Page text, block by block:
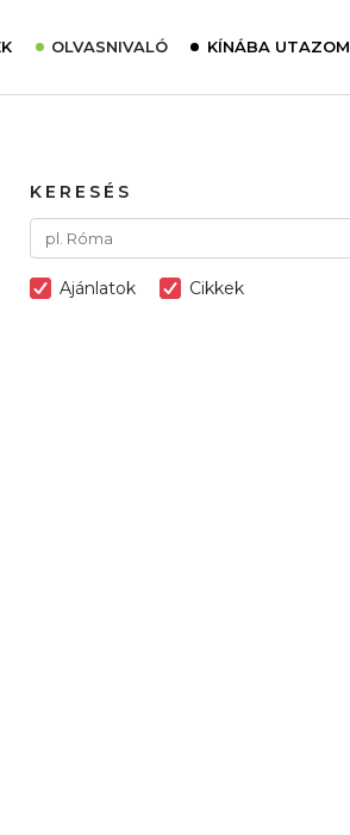
OLVASNIVALÓ
Interjú
Élménybeszámolók
KÍNÁBA UTAZOM
KERESÉS
Ajánlatok Cikkek